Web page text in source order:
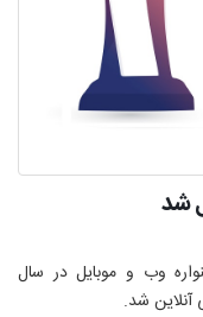
شد
وب و موبایل در سال